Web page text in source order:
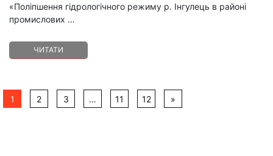
«Поліпшення гідрологічного режиму р. Інгулець в районі
промислових …
ЧИТАТИ
1 2 3 … 11 12 »